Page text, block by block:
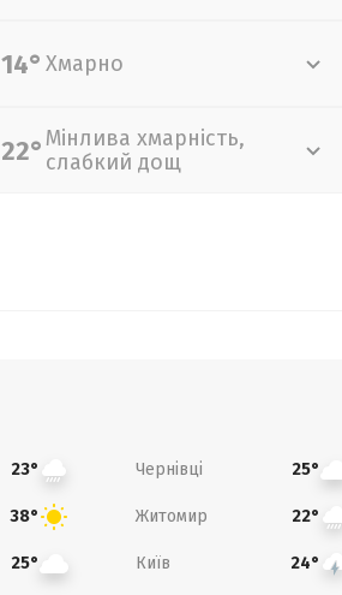
14° Хмарно
22°Мінлива хмарність,
слабкий дощ
23° Чернівці 25°
38° Житомир 22°
25° Київ 24°